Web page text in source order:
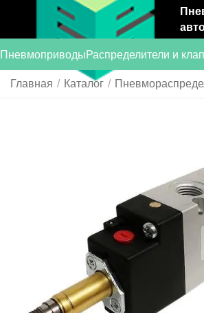
ПневмоприводыРаспределители и
Главная / Каталог /